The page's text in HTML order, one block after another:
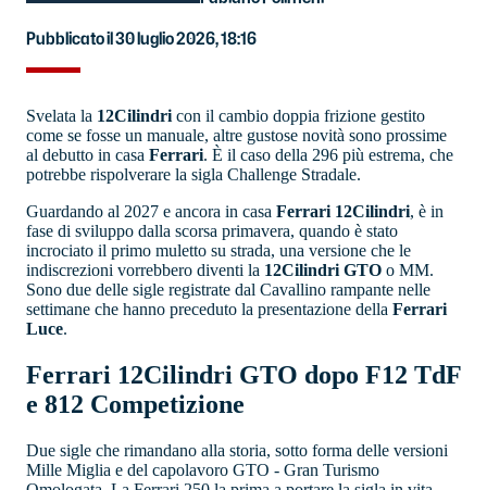
Pubblicato il 30 luglio 2026, 18:16
Svelata la 12Cilindricon il cambio doppia frizione gestito
come se fosse un manuale, altre gustose novità sono prossime
al debutto in casa Ferrari. È il caso della 296 più estrema, che
potrebbe rispolverare la sigla Challenge Stradale.
Guardando al 2027 e ancora in casa Ferrari 12Cilindri, è in
fase di sviluppo dalla scorsa primavera, quando è stato
incrociato il primo muletto su strada, una versione che le
indiscrezioni vorrebbero diventi la 12Cilindri GTO o MM.
Sono due delle sigle registrate dal Cavallino rampante nelle
settimane che hanno preceduto la presentazione della Ferrari
Luce.
Ferrari 12Cilindri GTO dopo F12 TdF
e 812 Competizione
Due sigle che rimandano alla storia, sotto forma delle versioni
Mille Miglia e del capolavoro GTO - Gran Turismo